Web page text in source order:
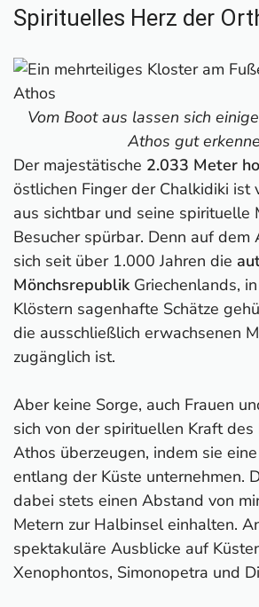
Spirituelles Herz der
Vom Boot aus lassen sich
Athos gut
Der majestätische 2.033 Meter
östlichen Finger der Chalkidiki ist
aus sichtbar und seine spirituelle
Besucher spürbar. Denn auf
sich seit über 1.000 Jahren die
MönchsrepublikGriechenlands,
Klöstern sagenhafte Schätze
die ausschließlich erwachsenen
zugänglich ist.
Aber keine Sorge, auch Frauen
sich von der spirituellen Kraft
Athos überzeugen, indem sie eine
entlang der Küste unternehmen.
dabei stets einen Abstand von
Metern zur Halbinsel einhalten.
spektakuläre Ausblicke auf
Xenophontos, Simonopetra und